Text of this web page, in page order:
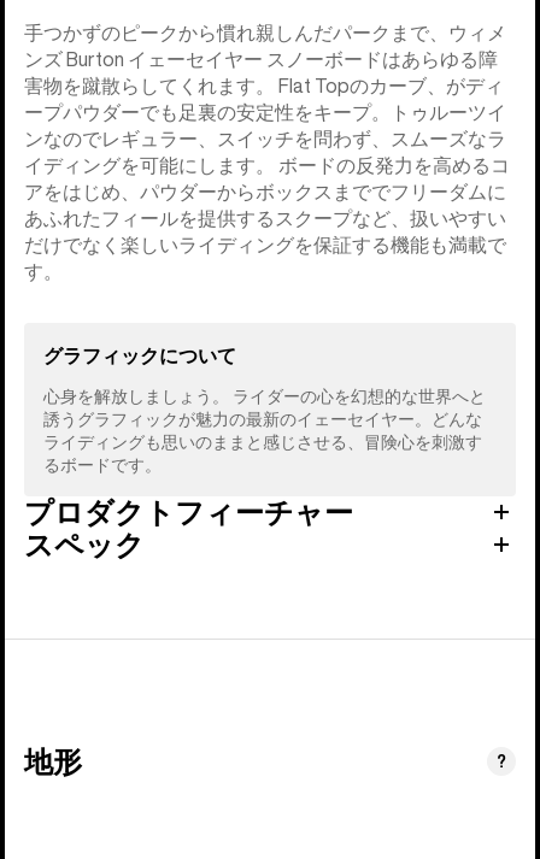
手つかずのピークから慣れ親しんだパークまで、ウィメ
ンズ Burton イェーセイヤー スノーボードはあらゆる障
害物を蹴散らしてくれます。 Flat Topのカーブ、がディ
ープパウダーでも足裏の安定性をキープ。トゥルーツイ
ンなのでレギュラー、スイッチを問わず、スムーズなラ
イディングを可能にします。 ボードの反発力を高めるコ
アをはじめ、パウダーからボックスまででフリーダムに
あふれたフィールを提供するスクープなど、扱いやすい
だけでなく楽しいライディングを保証する機能も満載で
す。
グラフィックについて
心身を解放しましょう。 ライダーの心を幻想的な世界へと
誘うグラフィックが魅力の最新のイェーセイヤー。どんな
ライディングも思いのままと感じさせる、冒険心を刺激す
るボードです。
プロダクトフィーチャー
スペック
地形 ?